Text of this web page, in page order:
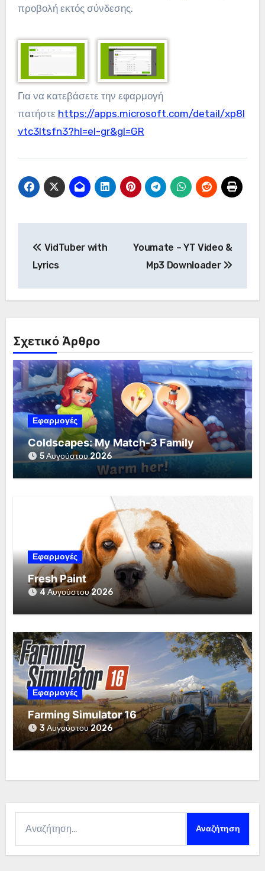
προβολή εκτός σύνδεσης.
Για να κατεβάσετε την εφαρμογή
πατήστε https://apps.microsoft.com/detail/xp8l
vtc3ltsfn3?hl=el-gr&gl=GR
άρθρων
VidTuber with
Lyrics
Youmate – YT Video &
Mp3 Downloader
Σχετικό Άρθρο
Εφαρμογές
Coldscapes: My Match-3 Family
5 Αυγούστου 2026
Εφαρμογές
Fresh Paint
4 Αυγούστου 2026
Εφαρμογές
Farming Simulator 16
3 Αυγούστου 2026
για: